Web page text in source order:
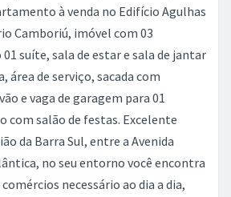
à venda no Edifício Agulhas
Camboriú, imóvel com 03
suíte, sala de estar e sala de jantar
área de serviço, sacada com
e vaga de garagem para 01
com salão de festas. Excelente
da Barra Sul, entre a Avenida
no seu entorno você encontra
necessário ao dia a dia,